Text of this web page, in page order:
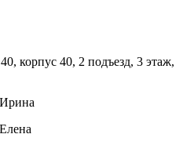
корпус 40, 2 подъезд, 3 этаж,